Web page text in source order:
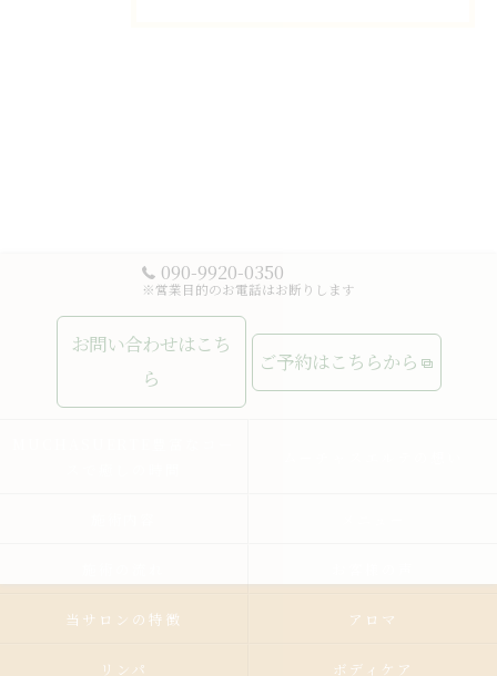
090-9920-0350
※営業目的のお電話はお断りします
お問い合わせはこち
ら
ご予約はこちらから
当サロンの特徴 アロマ
リンパ ボディケア